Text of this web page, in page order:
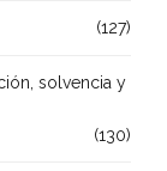
(127)
solvencia y
(130)